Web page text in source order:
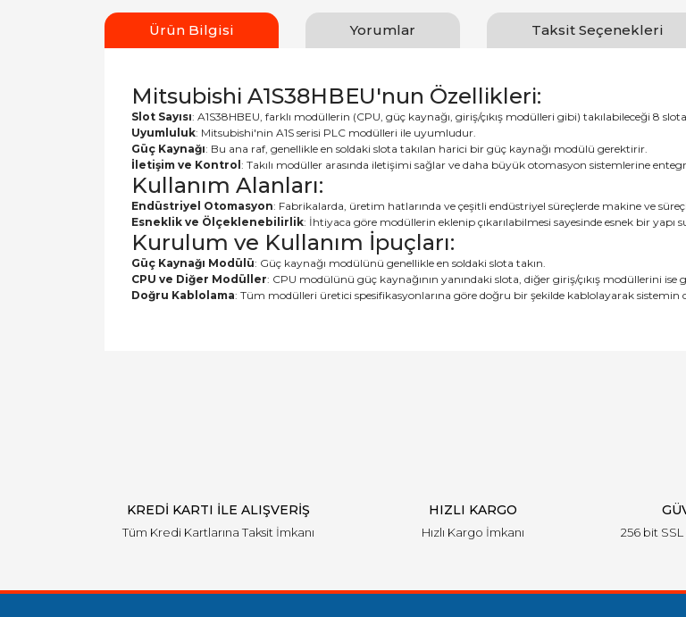
Ürün Bilgisi Yorumlar Taksit Seçenekleri
Mitsubishi A1S38HBEU'nun Özellikleri:
Slot Sayısı: A1S38HBEU, farklı modüllerin (CPU, güç kaynağı, giriş/çıkış modülleri gibi) takılabileceği 8
Uyumluluk: Mitsubishi'nin A1S serisi PLC modülleri ile uyumludur.
Güç Kaynağı: Bu ana raf, genellikle en soldaki slota takılan harici bir güç kaynağı modülü gerektirir.
İletişim ve Kontrol : Takılı modüller arasında iletişimi sağlar ve daha büyük otomasyon sistemlerine
Kullanım Alanları:
Endüstriyel Otomasyon: Fabrikalarda, üretim hatlarında ve çeşitli endüstriyel süreçlerde makine ve
Esneklik ve Ölçeklenebilirlik: İhtiyaca göre modüllerin eklenip çıkarılabilmesi sayesinde esnek bir yapı
Kurulum ve Kullanım İpuçları:
Güç Kaynağı Modülü: Güç kaynağı modülünü genellikle en soldaki slota takın.
CPU ve Diğer Modüller: CPU modülünü güç kaynağının yanındaki slota, diğer giriş/çıkış modüllerini ise
Doğru Kablolama: Tüm modülleri üretici spesifikasyonlarına göre doğru bir şekilde kablolayarak sistemin
KREDİ KARTI İLE ALIŞVERİŞ
Tüm Kredi Kartlarına Taksit İmkanı
HIZLI KARGO
Hızlı Kargo İmkanı
256 bit SSL